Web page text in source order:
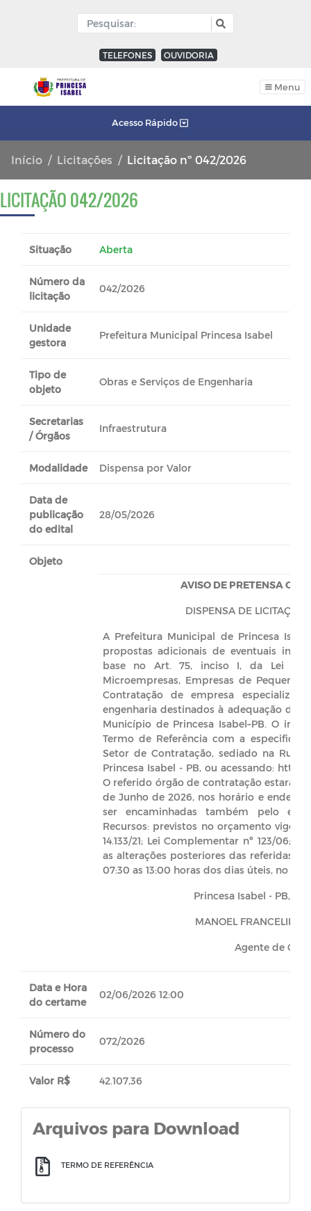
TELEFONES OUVIDORIA
Menu
Acesso Rápido
Início Licitações Licitação nº 042/2026
LICITAÇÃO 042/2026
Situação Aberta
Número da
licitação
042/2026
Unidade
gestora
Prefeitura Municipal Princesa Isabel
Tipo de
objeto
Obras e Serviços de Engenharia
Secretarias
/ Órgãos
Infraestrutura
Modalidade Dispensa por Valor
Data de
publicação
do edital
28/05/2026
Objeto
AVISO DE PRETENSA
DISPENSA DE
A Prefeitura Municipal de Princesa
propostas adicionais de eventuais
base no Art. 75, inciso I, da Lei
Microempresas, Empresas de Pequeno
Contratação de empresa
engenharia destinados à adequação de
Município de Princesa Isabel–PB. O
Termo de Referência com a
Setor de Contratação, sediado na Rua
Princesa Isabel - PB, ou acessando:
O referido órgão de contratação estará
de Junho de 2026, nos horário e
ser encaminhadas também pelo e-
Recursos: previstos no orçamento
14.133/21; Lei Complementar nº 123/06;
as alterações posteriores das referidas
07:30 as 13:00 horas dos dias úteis, no
Princesa Isabel - PB, 28
MANOEL FRANCELINO
Agente de
Data e Hora
do certame
02/06/2026 12:00
Número do
processo
072/2026
Valor R$ 42.107,36
Arquivos para Download
TERMO DE REFERÊNCIA